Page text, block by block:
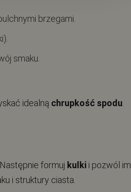
brzegami.
smaku.
idealną chrupkość spodu.
formuj kulki i pozwól im
i struktury ciasta.